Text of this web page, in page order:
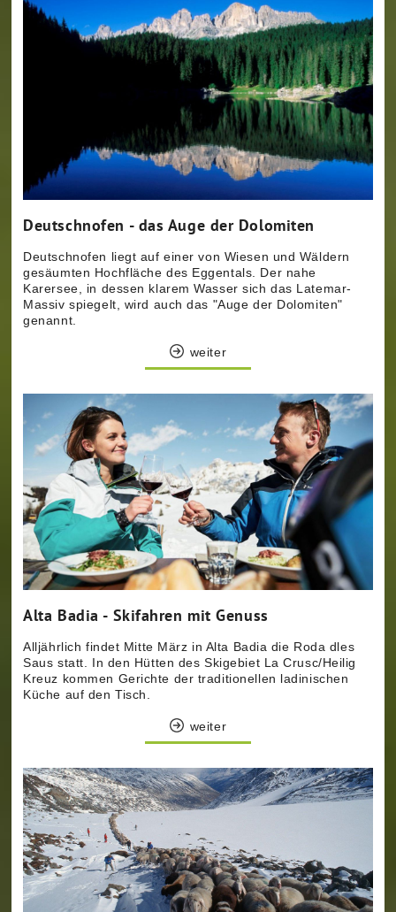
Deutschnofen - das Auge der Dolomiten
Deutschnofen liegt auf einer von Wiesen und Wäldern
gesäumten Hochfläche des Eggentals. Der nahe
Karersee, in dessen klarem Wasser sich das Latemar-
Massiv spiegelt, wird auch das "Auge der Dolomiten"
genannt.
weiter
Alta Badia - Skifahren mit Genuss
Alljährlich findet Mitte März in Alta Badia die Roda dles
Saus statt. In den Hütten des Skigebiet La Crusc/Heilig
Kreuz kommen Gerichte der traditionellen ladinischen
Küche auf den Tisch.
weiter